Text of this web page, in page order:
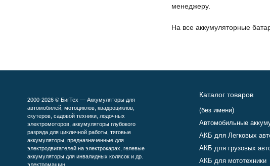
менеджеру.
На все аккумуляторные
2000-2026 © БигТех — Аккумуляторы для
автомобилей, мотоциклов, квадроциклов,
скутеров, садовой техники, лодочных
электромоторов, аккумуляторы глубокого
разряда для цикличной работы, тяговые
аккумуляторы, предназначенные для
электродвигателей на электрокарах, гелевые
аккумуляторы для инвалидных колясок и др.
электромашин.
Каталог товаров
(без имени)
Автомобильные
АКБ для Легковых
АКБ для грузовых
АКБ для мототехники